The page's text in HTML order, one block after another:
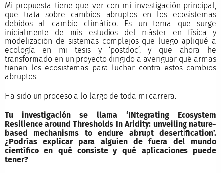
Mi propuesta tiene que ver con mi investigación principal,
que trata sobre cambios abruptos en los ecosistemas
debidos al cambio climático. Es un tema que surge
inicialmente de mis estudios del máster en física y
modelización de sistemas complejos que luego apliqué a
ecología en mi tesis y ‘postdoc’, y que ahora he
transformado en un proyecto dirigido a averiguar qué armas
tienen los ecosistemas para luchar contra estos cambios
abruptos.
Ha sido un proceso a lo largo de toda mi carrera.
Tu investigación se llama ‘INtegrating Ecosystem
Resilience around Thresholds In Aridity: unveiling nature-
based mechanisms to endure abrupt desertification’.
¿Podrías explicar para alguien de fuera del mundo
científico en qué consiste y qué aplicaciones puede
tener?